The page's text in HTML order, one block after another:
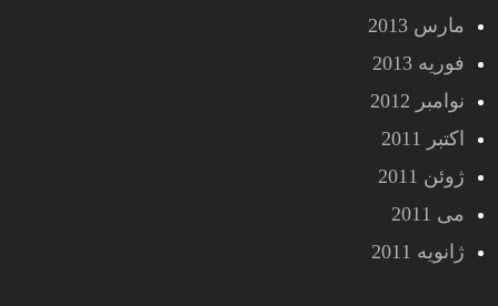
مارس 2013
فوریه 2013
نوامبر 2012
اکتبر 2011
ژوئن 2011
می 2011
ژانویه 2011